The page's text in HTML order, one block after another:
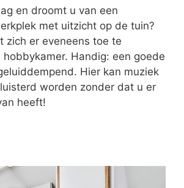
en droomt u van een
met uitzicht op de tuin?
zich er eveneens toe te
Handig: een goede
Hier kan muziek
worden zonder dat u er
heeft!